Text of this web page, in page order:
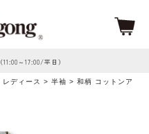
（11:00～17:00/平日）
レディース > 半袖 > 和柄 コットンア